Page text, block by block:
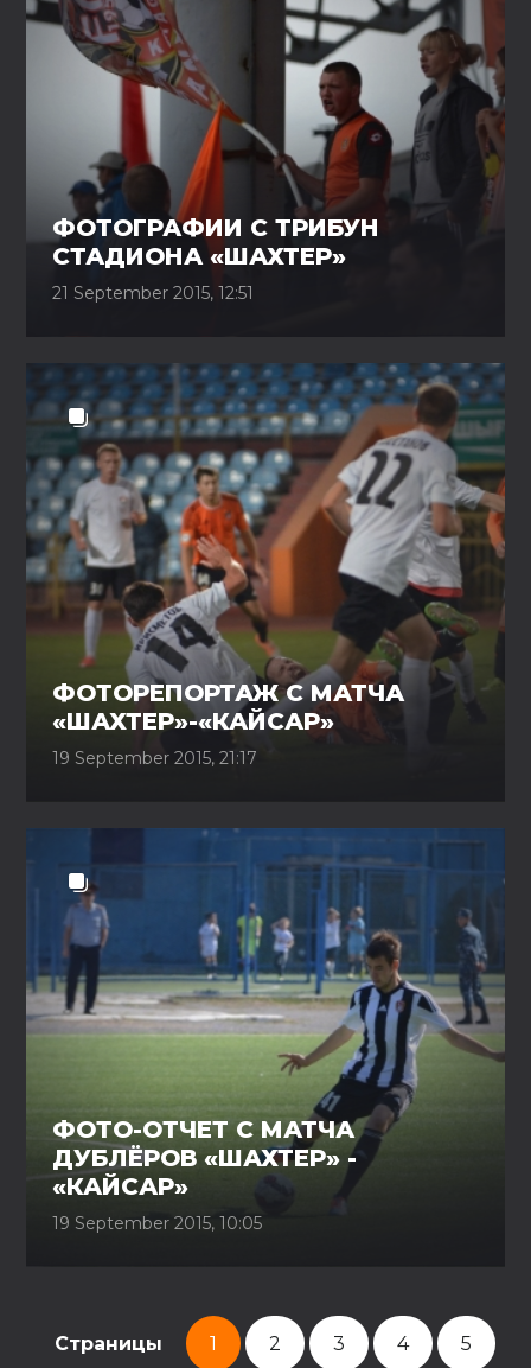
ФОТОГРАФИИ С ТРИБУН
СТАДИОНА «ШАХТЕР»
21 September 2015, 12:51
ФОТОРЕПОРТАЖ С МАТЧА
«ШАХТЕР»-«КАЙСАР»
19 September 2015, 21:17
ФОТО-ОТЧЕТ С МАТЧА
ДУБЛЁРОВ «ШАХТЕР» -
«КАЙСАР»
19 September 2015, 10:05
Страницы 1 2 3 4 5